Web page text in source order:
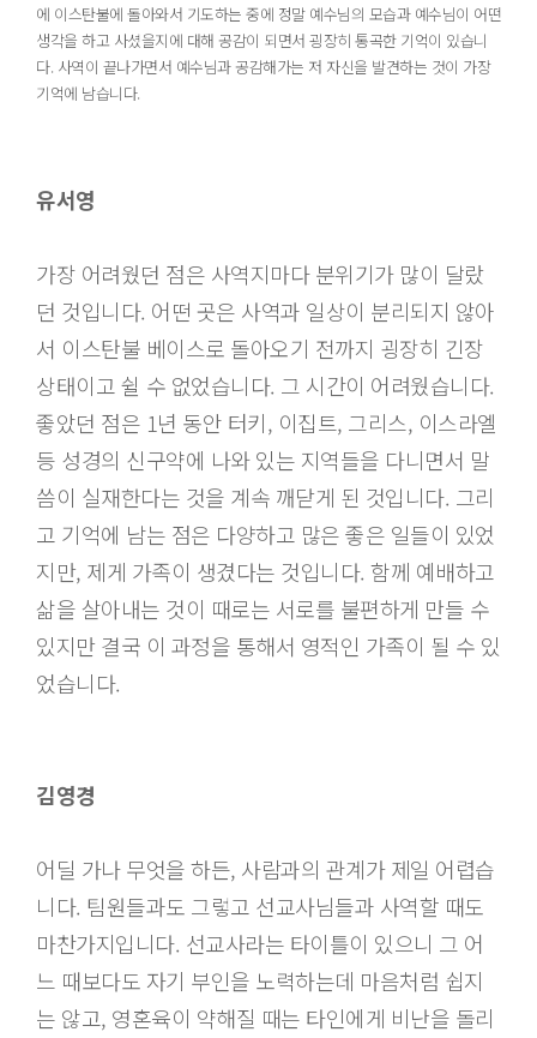
에 이스탄불에 돌아와서 기도하는 중에 정말 예수님의 모습과 예수님이 어떤
생각을 하고 사셨을지에 대해 공감이 되면서 굉장히 통곡한 기억이 있습니
다. 사역이 끝나가면서 예수님과 공감해가는 저 자신을 발견하는 것이 가장
기억에 남습니다.
유서영
가장 어려웠던 점은 사역지마다 분위기가 많이 달랐
던 것입니다. 어떤 곳은 사역과 일상이 분리되지 않아
서 이스탄불 베이스로 돌아오기 전까지 굉장히 긴장
상태이고 쉴 수 없었습니다. 그 시간이 어려웠습니다.
좋았던 점은 1년 동안 터키, 이집트, 그리스, 이스라엘
등 성경의 신구약에 나와 있는 지역들을 다니면서 말
씀이 실재한다는 것을 계속 깨닫게 된 것입니다. 그리
고 기억에 남는 점은 다양하고 많은 좋은 일들이 있었
지만, 제게 가족이 생겼다는 것입니다. 함께 예배하고
삶을 살아내는 것이 때로는 서로를 불편하게 만들 수
있지만 결국 이 과정을 통해서 영적인 가족이 될 수 있
었습니다.
김영경
어딜 가나 무엇을 하든, 사람과의 관계가 제일 어렵습
니다. 팀원들과도 그렇고 선교사님들과 사역할 때도
마찬가지입니다. 선교사라는 타이틀이 있으니 그 어
느 때보다도 자기 부인을 노력하는데 마음처럼 쉽지
는 않고, 영혼육이 약해질 때는 타인에게 비난을 돌리